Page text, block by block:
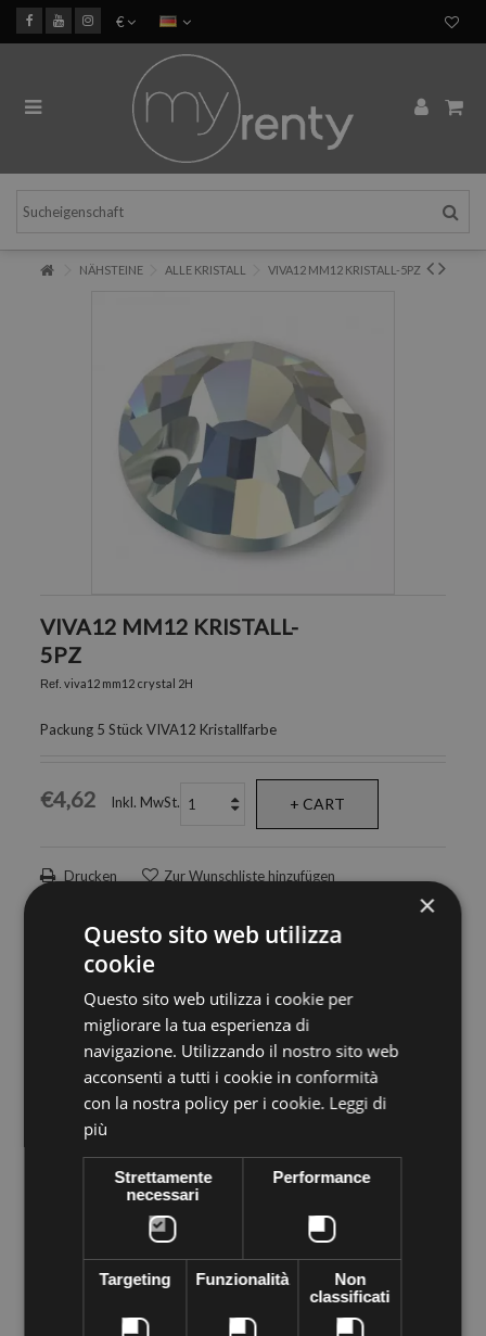
€
NÄHSTEINE ALLE KRISTALL VIVA12 MM12 KRISTALL-5PZ
VIVA12 MM12 KRISTALL-
5PZ
Ref. viva12 mm12 crystal 2H
Packung 5 Stück VIVA12 Kristallfarbe
€4,62 Inkl. MwSt. + CART
Drucken Zur Wunschliste hinzufügen
Mengenrabatte
Menge
Rabatt pro
Stück
Speichern
€0,44 Bis zu€2,20
Nähstein komplett aus Kristall PRECIOSA echten Cezch-Kristall
in Form von VIVA12. Flach an der Unterseite und mit Löchern an
den Seiten der Oberseite, auf jedem Material genäht werden,
um High-Fashion-Kleidung zu Hause zu machen.
×
Questo sito web utilizza
cookie
Questo sito web utilizza i cookie per
migliorare la tua esperienza di
navigazione. Utilizzando il nostro sito web
acconsenti a tutti i cookie in conformità
con la nostra policy per i cookie. Leggi di
più
Strettamente
necessari
Performance
Targeting Funzionalità
Non
classificati